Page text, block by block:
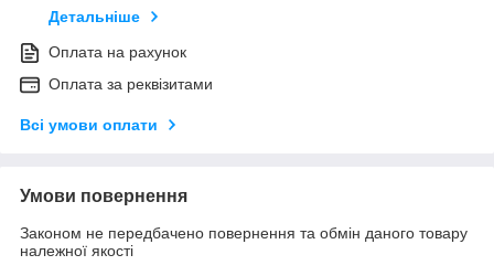
Детальніше
Оплата на рахунок
Оплата за реквізитами
Всі умови оплати
Умови повернення
Законом не передбачено повернення та обмін даного товару
належної якості